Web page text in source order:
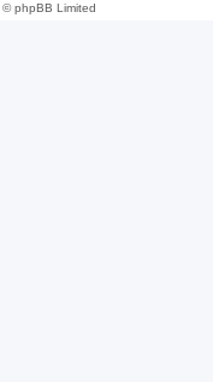
phpBB Limited